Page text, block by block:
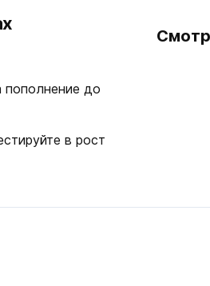
пополнение до
в рост